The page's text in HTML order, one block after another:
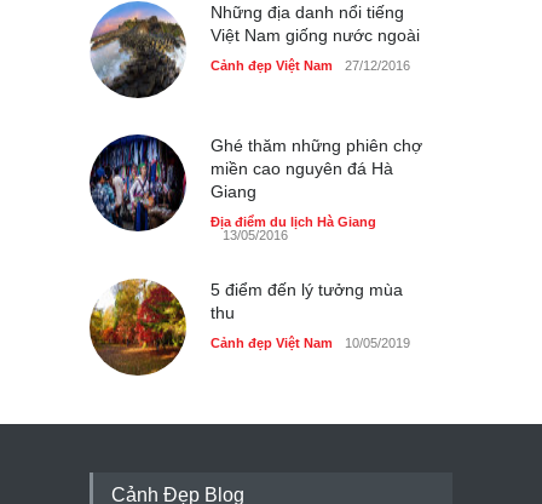
40 xe ôtô du lịch tự lái đầu
tiên qua cửa khẩu Móng Cái
Cảnh đẹp Việt Nam 24/04/2020
nhất Việt Nam bị ‘xóa sổ’
sau lũ
Cảnh đẹp Việt Nam
Cảnh đẹp Việt Nam
Những địa danh nổi tiếng
Việt Nam giống nước ngoài
Cảnh đẹp Việt Nam 27/12/2016
Ghé thăm những phiên chợ
miền cao nguyên đá Hà
Giang
Địa điểm du lịch Hà Giang
13/05/2016
5 điểm đến lý tưởng mùa
thu
Cảnh đẹp Việt Nam 10/05/2019
Cảnh Đẹp Blog